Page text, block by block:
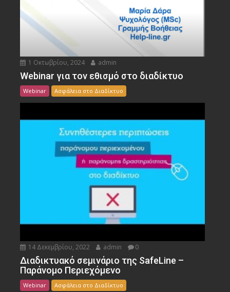
1 Οκτωβρίου, 2024 admin
Webinar για τον εθισμό στο διαδίκτυο
Webinar Ασφάλεια στο Διαδίκτυο
14 Δεκεμβρίου, 2022 admin 0
Διαδικτυακό σεμινάριο της SafeLine –
Παράνομο Περιεχόμενο
Webinar Ασφάλεια στο Διαδίκτυο